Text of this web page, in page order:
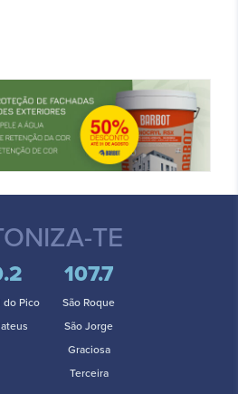
TE
do Pico
107.7
São Roque
São Jorge
Graciosa
Terceira